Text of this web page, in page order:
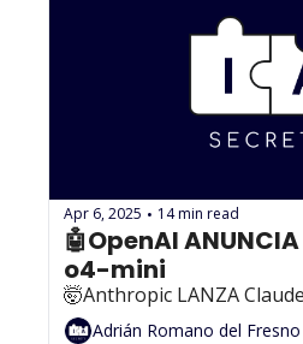
Apr 6, 2025 • 14 min read
🤖OpenAI
o4-mini
🤯Anthropic LANZA
Adrián Romano del Fresno